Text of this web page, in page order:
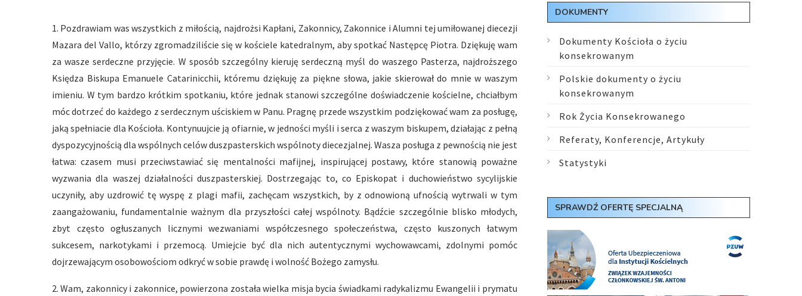
1. Pozdrawiam was wszystkich z miłością, najdrożsi Kapłani, Zakonnicy, Zakonnice i Alumni tej umiłowanej diecezji
Mazara del Vallo, którzy zgromadziliście się w kościele katedralnym, aby spotkać Następcę Piotra. Dziękuję wam
za wasze serdeczne przyjęcie. W sposób szczególny kieruję serdeczną myśl do waszego Pasterza, najdroższego
Księdza Biskupa Emanuele Catarinicchii, któremu dziękuję za piękne słowa, jakie skierował do mnie w waszym
imieniu. W tym bardzo krótkim spotkaniu, które jednak stanowi szczególne doświadczenie kościelne, chciałbym
móc dotrzeć do każdego z serdecznym uściskiem w Panu. Pragnę przede wszystkim podziękować wam za posługę,
jaką spełniacie dla Kościoła. Kontynuujcie ją ofiarnie, w jedności myśli i serca z waszym biskupem, działając z pełną
dyspozycyjnością dla wspólnych celów duszpasterskich wspólnoty diecezjalnej. Wasza posługa z pewnością nie jest
łatwa: czasem musi przeciwstawiać się mentalności mafijnej, inspirującej postawy, które stanowią poważne
wyzwania dla waszej działalności duszpasterskiej. Dostrzegając to, co Episkopat i duchowieństwo sycylijskie
uczyniły, aby uzdrowić tę wyspę z plagi mafii, zachęcam wszystkich, by z odnowioną ufnością wytrwali w tym
zaangażowaniu, fundamentalnie ważnym dla przyszłości całej wspólnoty. Bądźcie szczególnie blisko młodych,
zbyt często ogłuszanych licznymi wezwaniami współczesnego społeczeństwa, często kuszonych łatwym
sukcesem, narkotykami i przemocą. Umiejcie być dla nich autentycznymi wychowawcami, zdolnymi pomóc
dojrzewającym osobowościom odkryć w sobie prawdę i wolność Bożego zamysłu.
2. Wam, zakonnicy i zakonnice, powierzona została wielka misja bycia świadkami radykalizmu Ewangelii i prymatu
DOKUMENTY
Dokumenty Kościoła o życiu
konsekrowanym
Polskie dokumenty o życiu
konsekrowanym
Rok Życia Konsekrowanego
Referaty, Konferencje, Artykuły
Statystyki
SPRAWDŹ OFERTĘ SPECJALNĄ